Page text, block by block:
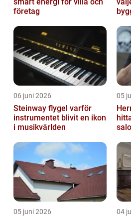
företag
06 juni 2026
Steinway flygel varför
instrumentet blivit en ikon
i musikvärlden
05
05 juni 2026 04